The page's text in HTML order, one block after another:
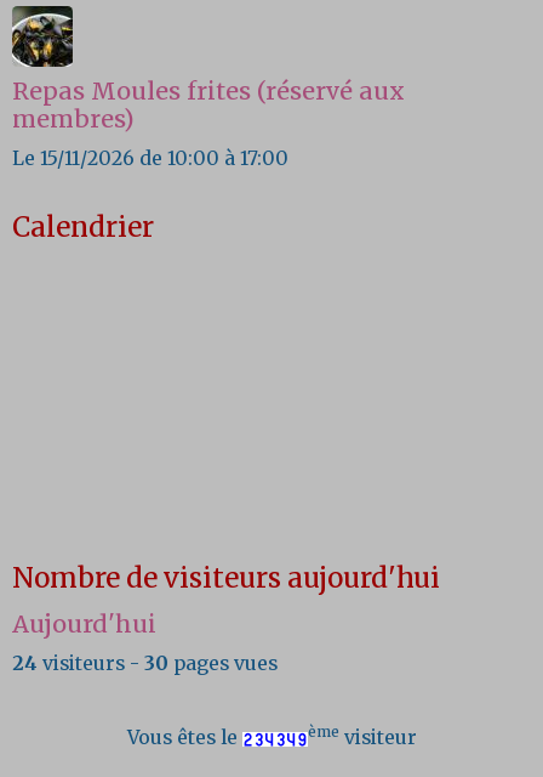
Repas Moules frites (réservé aux
membres)
Le 15/11/2026 de 10:00 à 17:00
Calendrier
Nombre de visiteurs aujourd'hui
Aujourd'hui
24 visiteurs - 30 pages vues
Vous êtes le ème visiteur